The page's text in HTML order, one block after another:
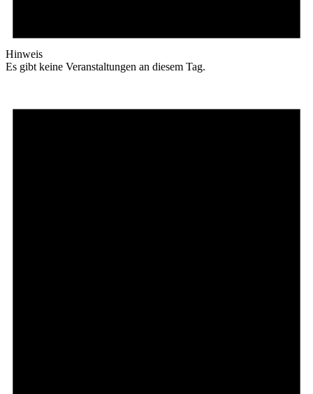
Hinweis
Es gibt keine Veranstaltungen an diesem Tag.